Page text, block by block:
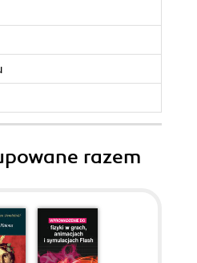
razem